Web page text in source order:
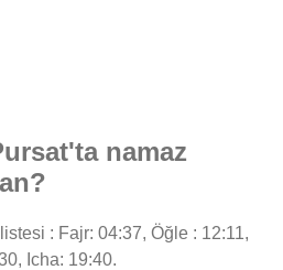
namaz
: Fajr: 04:37, Öğle : 12:11,
Icha: 19:40.